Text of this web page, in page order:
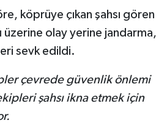
köprüye çıkan şahsı gören
üzerine olay yerine jandarma,
sevk edildi.
çevrede güvenlik önlemi
şahsı ikna etmek için